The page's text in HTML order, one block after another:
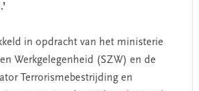
in opdracht van het ministerie
Werkgelegenheid (SZW) en de
Terrorismebestrijding en